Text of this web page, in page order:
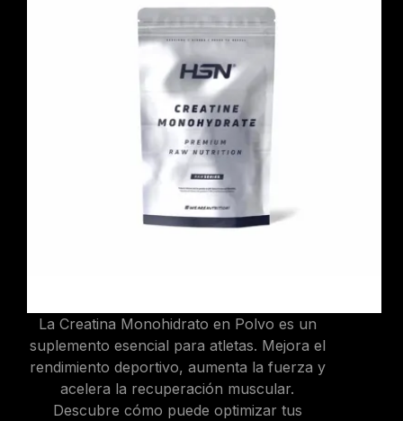
La Creatina Monohidrato en Polvo es un
suplemento esencial para atletas. Mejora el
rendimiento deportivo, aumenta la fuerza y
acelera la recuperación muscular.
Descubre cómo puede optimizar tus